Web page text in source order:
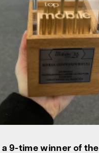
a 9-time winner of the